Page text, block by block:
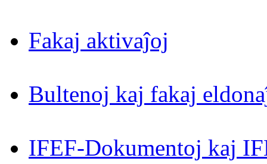
Fakaj aktivaĵoj
Bultenoj kaj fakaj
IFEF-Dokumentoj kaj